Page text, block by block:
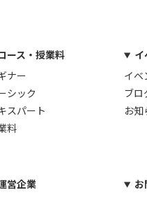
ース・授業料
ナー
シック
スパート
料
イベ
ブロ
お知
営企業